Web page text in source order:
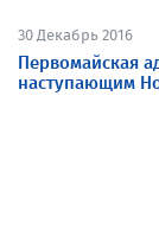
30 Декабрь 2016
Первомайская
наступающим